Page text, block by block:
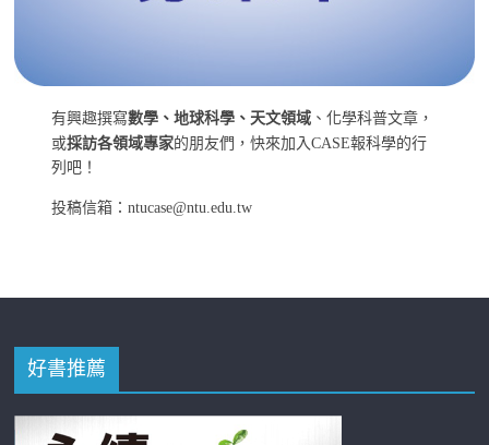
有興趣撰寫數學、地球科學、天文領域 、化學科普文章，
或採訪各領域專家的朋友們，快來加入CASE報科學的行
列吧！
投稿信箱：ntucase@ntu.edu.tw
好書推薦